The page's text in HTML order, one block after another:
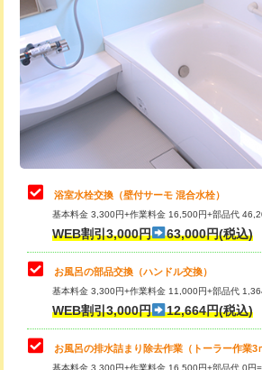
カメラ調査
桝清掃
止水・漏水調査・防水処理・清掃・修
理・調整・分解・加工など（軽作業）
止水・漏水調査・防水処理・清掃・修
理・調整・分解・加工など（中作業）
止水・漏水調査・防水処理・清掃・修
理・調整・分解・加工など（重作業）
トイレタンク脱着
トイレ便器脱着
タンクレストイレ脱着
浴室水栓交換（壁付サーモ 混合水栓）
基本料金 3,300円+作業料金 16,500円+部品代
WEB割引3,000円 63,000円(税込)
お風呂の部品交換（ハンドル交換）
基本料金 3,300円+作業料金 11,000円+部品代
WEB割引3,000円 12,664円(税込)
お風呂の排水詰まり除去作業（トーラー作業3
基本料金 3,300円+作業料金 16,500円+部品代 0円